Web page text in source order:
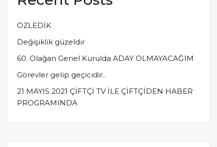
ÖZLEDİK
Değişiklik güzeldir
60. Olağan Genel Kurulda ADAY OLMAYACAĞIM
Görevler gelip geçicidir..
21 MAYIS 2021 ÇİFTÇİ TV İLE ÇİFTÇİDEN HABER
PROGRAMINDA